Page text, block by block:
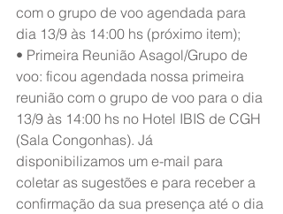
com o grupo de voo agendada para
dia 13/9 às 14:00 hs (próximo item);
• Primeira Reunião Asagol/Grupo de
voo: ficou agendada nossa primeira
reunião com o grupo de voo para o dia
13/9 às 14:00 hs no Hotel IBIS de CGH
(Sala Congonhas). Já
disponibilizamos um e-mail para
coletar as sugestões e para receber a
confirmação da sua presença até o dia